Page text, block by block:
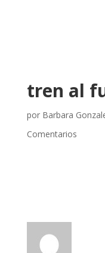
tren al
por Barbara
Comentarios